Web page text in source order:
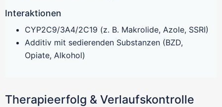
Interaktionen
CYP2C9/3A4/2C19 (z. B. Makrolide, Azole, SSRI)
Additiv mit sedierenden Substanzen (BZD,
Opiate, Alkohol)
Therapieerfolg & Verlaufskontrolle